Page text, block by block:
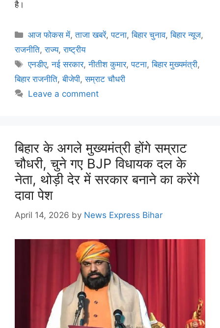
है।
आज फोकस में,ताजा खबरें,पटना,बिहार चुनाव,बिहार न्यूज,
राजनीति,राज्य,राष्ट्रीय
एनडीए,नई सरकार,नीतीश कुमार,पटना,बिहार मुख्यमंत्री,
बिहार राजनीति,बीजेपी,सम्राट चौधरी
Leave a comment
बिहार के अगले मुख्यमंत्री होंगे सम्राट
चौधरी, चुने गए BJP विधायक दल के
नेता, थोड़ी देर में सरकार बनाने का करेंगे
दावा पेश
April 14, 2026 by News Express Bihar